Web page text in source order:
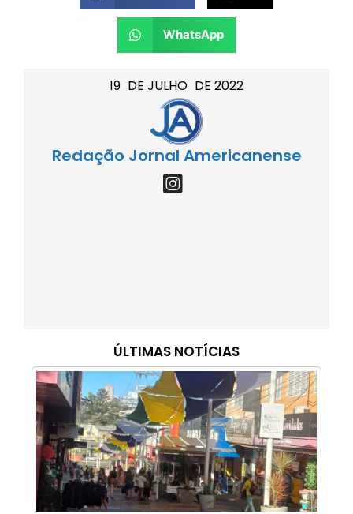
19 DE JULHO DE 2022
Redação Jornal Americanense
ÚLTIMAS NOTÍCIAS
WhatsApp